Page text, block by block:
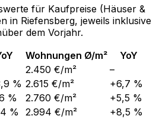
für Kaufpreise (Häuser &
in Riefensberg, jeweils inklusive
dem Vorjahr.
Wohnungen Ø/m²
YoY
2.450 €/m²
–
% 2.615 €/m²
+6,7 %
% 2.760 €/m²
+5,5 %
% 2.994 €/m²
+8,5 %